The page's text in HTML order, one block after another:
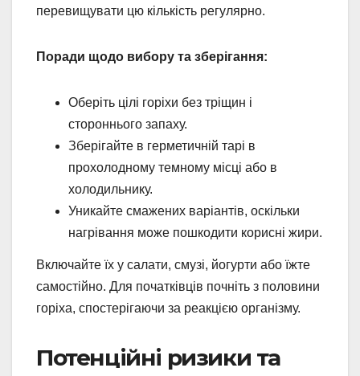
перевищувати цю кількість регулярно.
Поради щодо вибору та зберігання:
Оберіть цілі горіхи без тріщин і
стороннього запаху.
Зберігайте в герметичній тарі в
прохолодному темному місці або в
холодильнику.
Уникайте смажених варіантів, оскільки
нагрівання може пошкодити корисні жири.
Включайте їх у салати, смузі, йогурти або їжте
самостійно. Для початківців почніть з половини
горіха, спостерігаючи за реакцією організму.
Потенційні ризики та